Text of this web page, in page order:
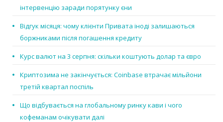
інтервенцію заради порятунку єни
Відгук місяця: чому клієнти Привата іноді залишаються
боржниками після погашення кредиту
Курс валют на 3 серпня: скільки коштують долар та євро
Криптозима не закінчується: Coinbase втрачає мільйони
третій квартал поспіль
Що відбувається на глобальному ринку кави і чого
кофеманам очікувати далі